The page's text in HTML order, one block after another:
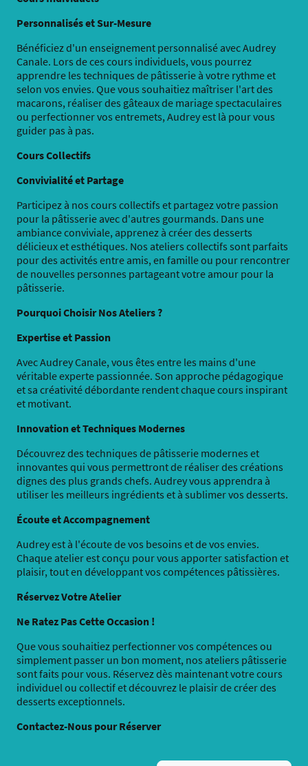
Personnalisés et Sur-Mesure
Bénéficiez d'un enseignement personnalisé avec Audrey
Canale. Lors de ces cours individuels, vous pourrez
apprendre les techniques de pâtisserie à votre rythme et
selon vos envies. Que vous souhaitiez maîtriser l'art des
macarons, réaliser des gâteaux de mariage spectaculaires
ou perfectionner vos entremets, Audrey est là pour vous
guider pas à pas.
Cours Collectifs
Convivialité et Partage
Participez à nos cours collectifs et partagez votre passion
pour la pâtisserie avec d'autres gourmands. Dans une
ambiance conviviale, apprenez à créer des desserts
délicieux et esthétiques. Nos ateliers collectifs sont parfaits
pour des activités entre amis, en famille ou pour rencontrer
de nouvelles personnes partageant votre amour pour la
pâtisserie.
Pourquoi Choisir Nos Ateliers ?
Expertise et Passion
Avec Audrey Canale, vous êtes entre les mains d'une
véritable experte passionnée. Son approche pédagogique
et sa créativité débordante rendent chaque cours inspirant
et motivant.
Innovation et Techniques Modernes
Découvrez des techniques de pâtisserie modernes et
innovantes qui vous permettront de réaliser des créations
dignes des plus grands chefs. Audrey vous apprendra à
utiliser les meilleurs ingrédients et à sublimer vos desserts.
Écoute et Accompagnement
Audrey est à l'écoute de vos besoins et de vos envies.
Chaque atelier est conçu pour vous apporter satisfaction et
plaisir, tout en développant vos compétences pâtissières.
Réservez Votre Atelier
Ne Ratez Pas Cette Occasion !
Que vous souhaitiez perfectionner vos compétences ou
simplement passer un bon moment, nos ateliers pâtisserie
sont faits pour vous. Réservez dès maintenant votre cours
individuel ou collectif et découvrez le plaisir de créer des
desserts exceptionnels.
Contactez-Nous pour Réserver